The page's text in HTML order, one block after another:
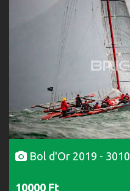
Bol d'Or 2019 - 3010
10000 Ft